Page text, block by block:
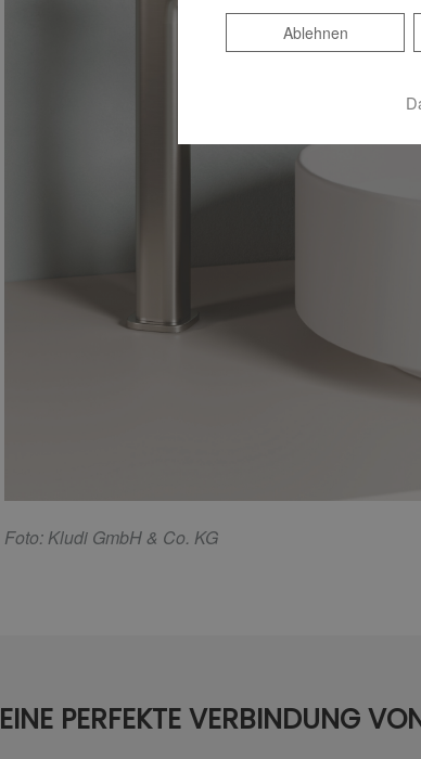
Foto: Kludi GmbH & Co. KG
EINE PERFEKTE VERBINDUNG
Ablehnen
Ablehnen